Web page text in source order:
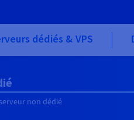
dédiés & VPS
non dédié